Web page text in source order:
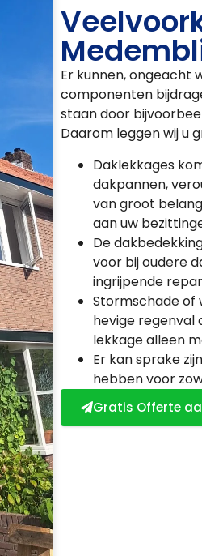
Er kunnen, ongeacht
componenten
staan door
Daarom leggen wij u
Daklekkages
dakpannen,
van groot
aan uw
De
voor bij oudere
ingrijpende
Stormschade of
hevige regenval
lekkage alleen
Er kan sprake
hebben voor
Gratis Offerte